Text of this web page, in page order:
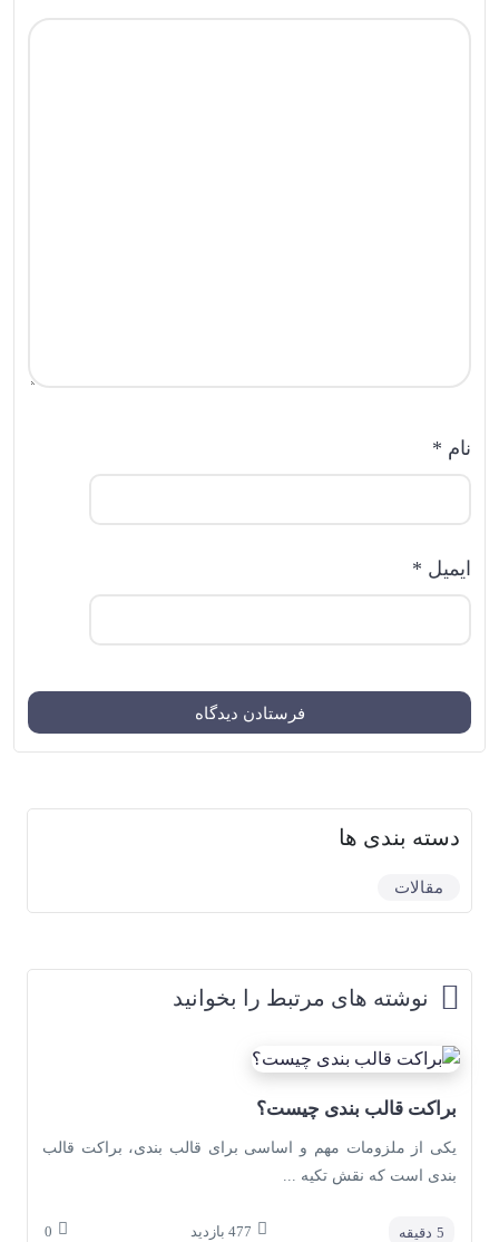
نام *
ایمیل *
دسته بندی ها
مقالات
نوشته های مرتبط را بخوانید
براکت قالب بندی چیست؟
یکی از ملزومات مهم و اساسی برای قالب بندی، براکت قالب
بندی است که نقش تکیه ...
5 دقیقه 477 بازدید 0